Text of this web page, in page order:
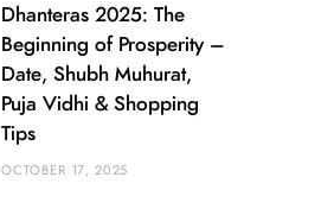
Dhanteras 2025: The
Beginning of Prosperity –
Date, Shubh Muhurat,
Puja Vidhi & Shopping
Tips
OCTOBER 17, 2025